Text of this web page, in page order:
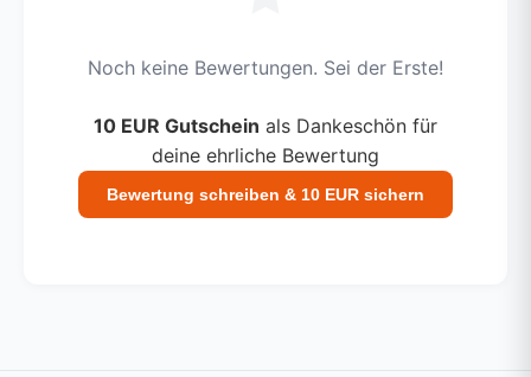
Noch keine Bewertungen. Sei der Erste!
10 EUR Gutschein als Dankeschön für
deine ehrliche Bewertung
Bewertung schreiben & 10 EUR sichern